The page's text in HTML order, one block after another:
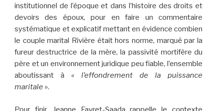
institutionnel de l’époque et dans l’histoire des droits et
devoirs des époux, pour en faire un commentaire
systématique et explicatif mettant en évidence combien
le couple marital Rivière était hors norme, marqué par la
fureur destructrice de la mère, la passivité mortifère du
père et un environnement juridique peu fiable, l’ensemble
aboutissant à « l’effondrement de la puissance
maritale ».